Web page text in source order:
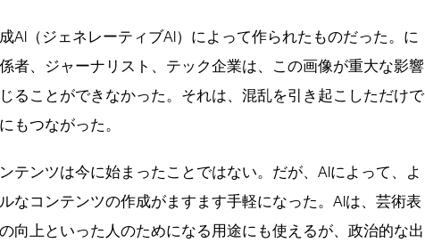
AI（ジェネレーティブAI）によって作られたものだった。に
者、ジャーナリスト、テック企業は、この画像が重大な影響
ることができなかった。それは、混乱を引き起こしただけで
もつながった。
テンツは今に始まったことではない。だが、AIによって、よ
なコンテンツの作成がますます手軽になった。AIは、芸術表
向上といった人のためになる用途にも使えるが、政治的な出